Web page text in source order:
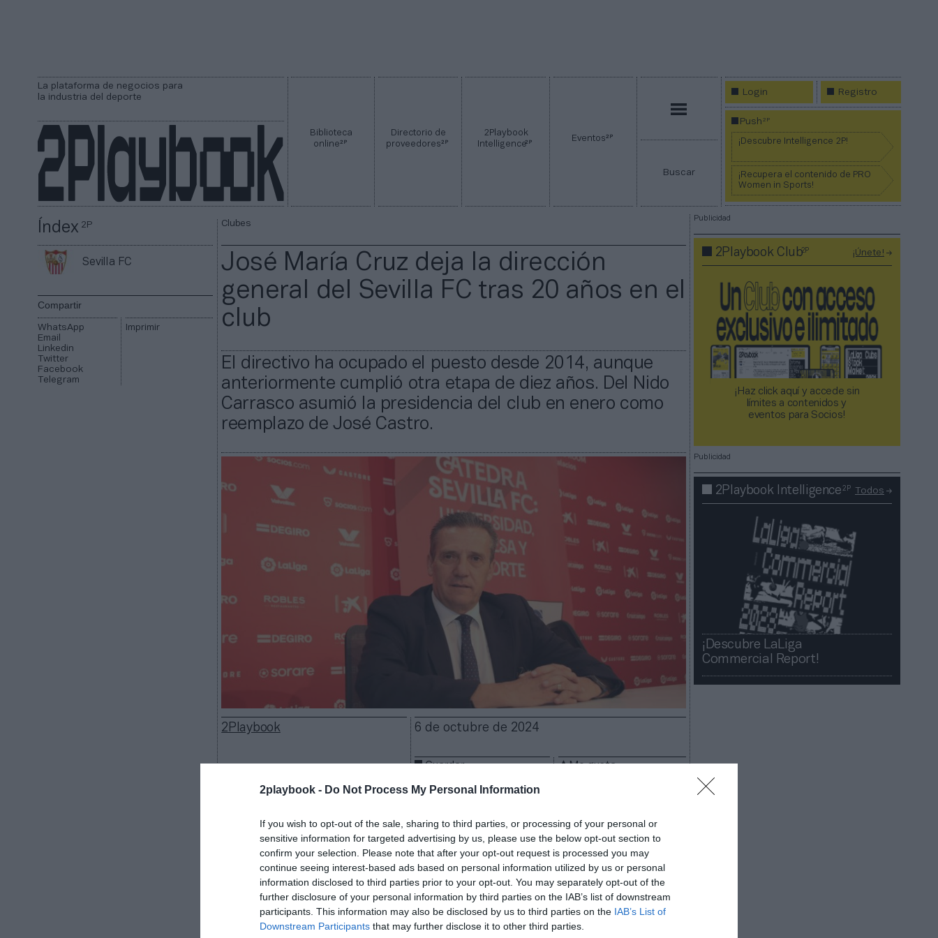
2playbook - Do Not Process My Personal Information
If you wish to opt-out of the sale, sharing to third parties, or processing of your personal or
sensitive information for targeted advertising by us, please use the below opt-out section to
confirm your selection. Please note that after your opt-out request is processed you may
continue seeing interest-based ads based on personal information utilized by us or personal
information disclosed to third parties prior to your opt-out. You may separately opt-out of the
further disclosure of your personal information by third parties on the IAB’s list of downstream
participants. This information may also be disclosed by us to third parties on the IAB’s List of
Downstream Participants that may further disclose it to other third parties.
La plataforma de negocios para
la industria del deporte
Biblioteca
online2P
Directorio de
proveedores2P
2Playbook
Intelligence2P Eventos2P
Buscar
Login Registro
Push2P
¡Descubre Intelligence 2P!
¡Recupera el contenido de PRO
Women in Sports!
Índex2P
Sevilla FC
Compartir
WhatsApp
Email
Linkedin
Twitter
Facebook
Telegram
Imprimir
Clubes
José María Cruz deja la dirección
general del Sevilla FC tras 20 años en el
club
El directivo ha ocupado el puesto desde 2014, aunque
anteriormente cumplió otra etapa de diez años. Del Nido
Carrasco asumió la presidencia del club en enero como
reemplazo de José Castro.
2Playbook 6 de octubre de 2024
Guardar Me gusta
El club ha anunciado enun comunicadoque el directivo ha dejado el club
esta semana, tras acordar en mayo que seguiría vinculado hasta después del
verano, y por ahora se desconoce quién será su sustituto.José María Del
Nido Carrasco ya se hizo con la presidenciaen enero de este año como
reemplazo de José Castro.
Cruz ha estado vinculado al Sevilla durante veinte años en dos etapas.
Llegó en 2002 y en 2005 ascendió a director general, puesto en el que
Publicidad
2Playbook Club2P ¡Únete!
¡Haz click aquí y accede sin
límites a contenidos y
eventos para Socios!​​​​​​​
Publicidad
2Playbook Intelligence2P Todos
¡Descubre LaLiga
Commercial Report!​​